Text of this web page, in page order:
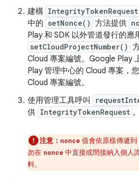
建構 IntegrityTokenRequest
中的 setNonce() 方法提供
Play 和 SDK 以外管道發行的應
setCloudProjectNumber()
Cloud 專案編號。Google Play
Play 管理中心的 Cloud 專案，
Cloud 專案編號。
使用管理工具呼叫
供 IntegrityTokenRequest 。
注意： nonce 值會依原樣傳遞
勿在 nonce 中直接或間接納入個人
料。